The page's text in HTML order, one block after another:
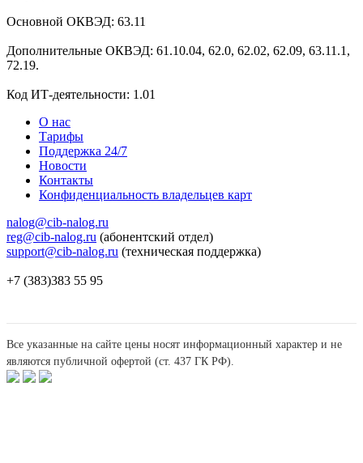
Основной ОКВЭД: 63.11
Дополнительные ОКВЭД: 61.10.04, 62.0, 62.02, 62.09, 63.11.1,
72.19.
Код ИТ-деятельности: 1.01
О нас
Тарифы
Поддержка 24/7
Новости
Контакты
Конфиденциальность владельцев карт
nalog@cib-nalog.ru
reg@cib-nalog.ru (абонентский отдел)
support@cib-nalog.ru (техническая поддержка)
+7 (383)383 55 95
Все указанные на сайте цены носят информационный характер и не
являются публичной офертой (ст. 437 ГК РФ).